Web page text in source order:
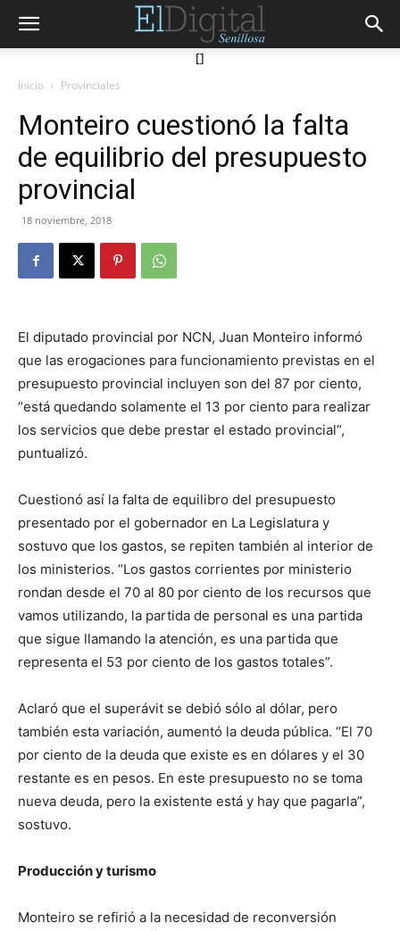
[]
Inicio Provinciales
Monteiro cuestionó la falta
de equilibrio del presupuesto
provincial
18 noviembre, 2018
El diputado provincial por NCN, Juan Monteiro informó
que las erogaciones para funcionamiento previstas en el
presupuesto provincial incluyen son del 87 por ciento,
“está quedando solamente el 13 por ciento para realizar
los servicios que debe prestar el estado provincial”,
puntualizó.
Cuestionó así la falta de equilibro del presupuesto
presentado por el gobernador en La Legislatura y
sostuvo que los gastos, se repiten también al interior de
los ministerios. “Los gastos corrientes por ministerio
rondan desde el 70 al 80 por ciento de los recursos que
vamos utilizando, la partida de personal es una partida
que sigue llamando la atención, es una partida que
representa el 53 por ciento de los gastos totales”.
Aclaró que el superávit se debió sólo al dólar, pero
también esta variación, aumentó la deuda pública. “El 70
por ciento de la deuda que existe es en dólares y el 30
restante es en pesos. En este presupuesto no se toma
nueva deuda, pero la existente está y hay que pagarla”,
sostuvo.
Producción y turismo
Monteiro se refirió a la necesidad de reconversión